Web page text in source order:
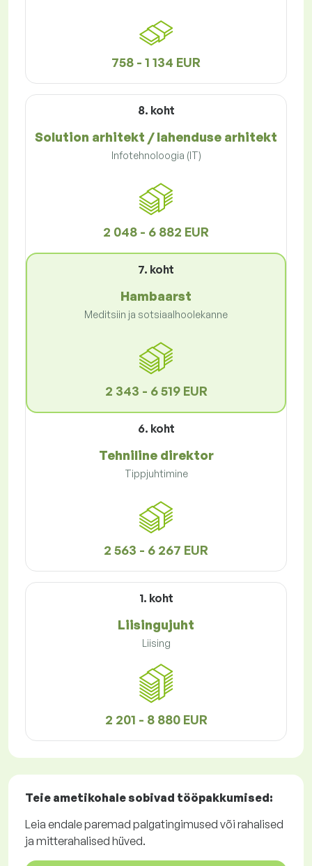
758 - 1 134 EUR
8. koht
Solution arhitekt / lahenduse arhitekt
Infotehnoloogia (IT)
2 048 - 6 882 EUR
7. koht
Hambaarst
Meditsiin ja sotsiaalhoolekanne
2 343 - 6 519 EUR
6. koht
Tehniline direktor
Tippjuhtimine
2 563 - 6 267 EUR
1. koht
Liisingujuht
Liising
2 201 - 8 880 EUR
Teie ametikohale sobivad tööpakkumised:
Leia endale paremad palgatingimused või rahalised
ja mitterahalised hüved.